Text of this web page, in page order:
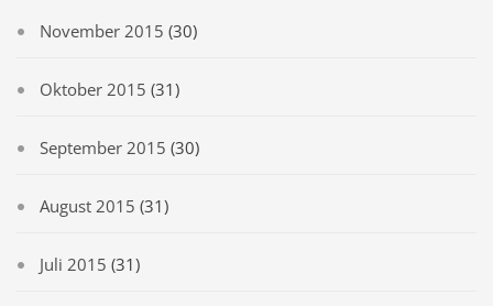
November 2015 (30)
Oktober 2015 (31)
September 2015 (30)
August 2015 (31)
Juli 2015 (31)